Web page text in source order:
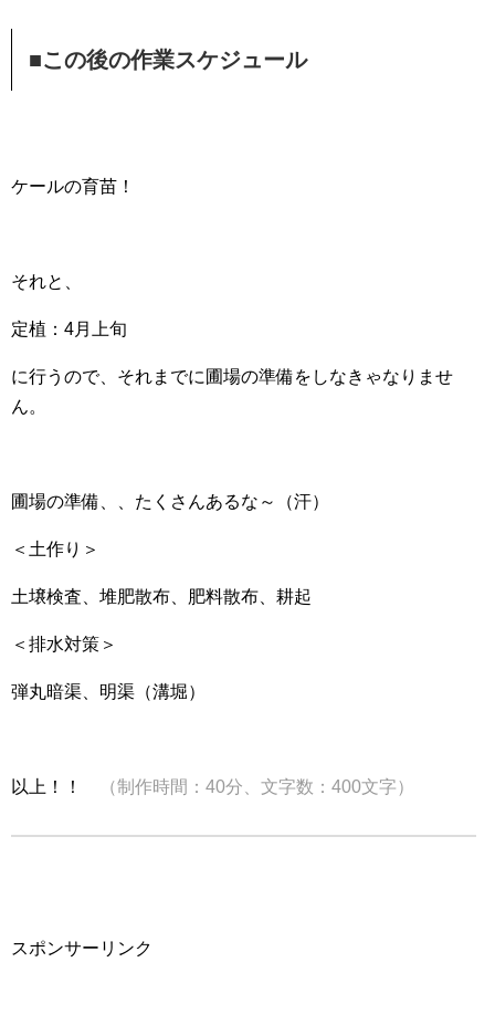
■この後の作業スケジュール
ケールの育苗！
それと、
定植：4月上旬
に行うので、それまでに圃場の準備をしなきゃなりませ
ん。
圃場の準備、、たくさんあるな～（汗）
＜土作り＞
土壌検査、堆肥散布、肥料散布、耕起
＜排水対策＞
弾丸暗渠、明渠（溝堀）
以上！！ （制作時間：40分、文字数：400文字）
スポンサーリンク